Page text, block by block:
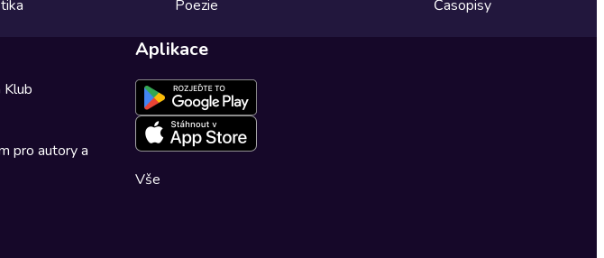
Poezie
Časopisy
pro autory a
Aplikace
Vše